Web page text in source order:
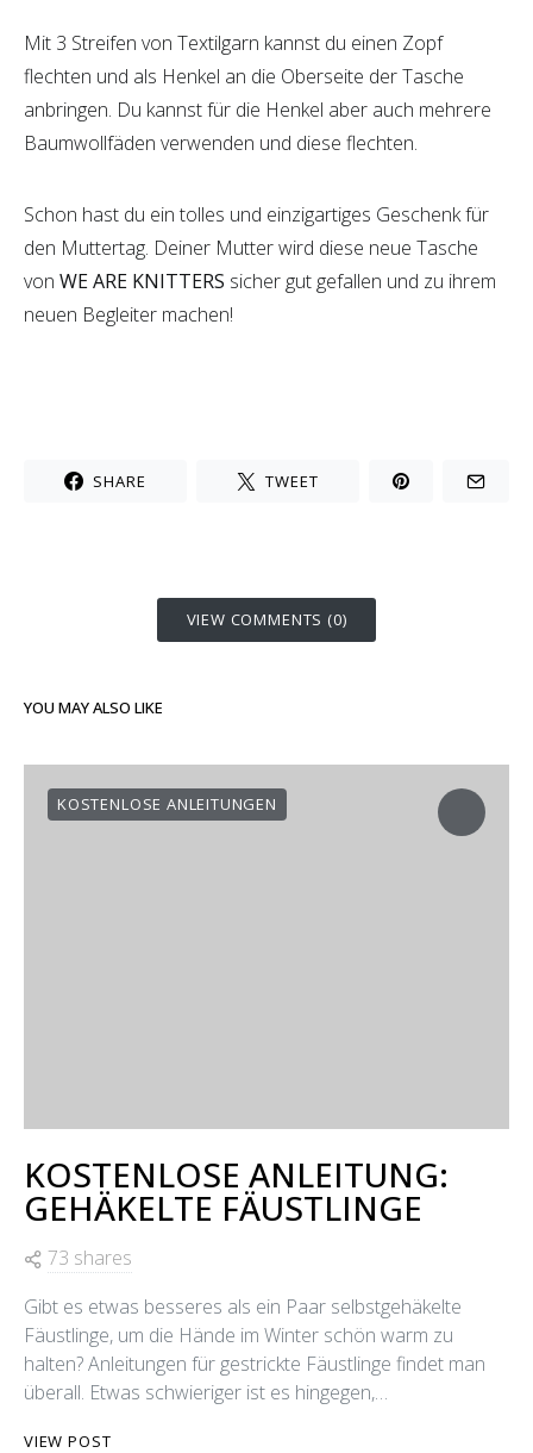
Mit 3 Streifen von Textilgarn kannst du einen Zopf
flechten und als Henkel an die Oberseite der Tasche
anbringen. Du kannst für die Henkel aber auch mehrere
Baumwollfäden verwenden und diese flechten.
Schon hast du ein tolles und einzigartiges Geschenk für
den Muttertag. Deiner Mutter wird diese neue Tasche
von WE ARE KNITTERS sicher gut gefallen und zu ihrem
neuen Begleiter machen!
SHARE TWEET
VIEW COMMENTS (0)
YOU MAY ALSO LIKE
KOSTENLOSE ANLEITUNGEN
KOSTENLOSE ANLEITUNG:
GEHÄKELTE FÄUSTLINGE
73 shares
Gibt es etwas besseres als ein Paar selbstgehäkelte
Fäustlinge, um die Hände im Winter schön warm zu
halten? Anleitungen für gestrickte Fäustlinge findet man
überall. Etwas schwieriger ist es hingegen,…
VIEW POST